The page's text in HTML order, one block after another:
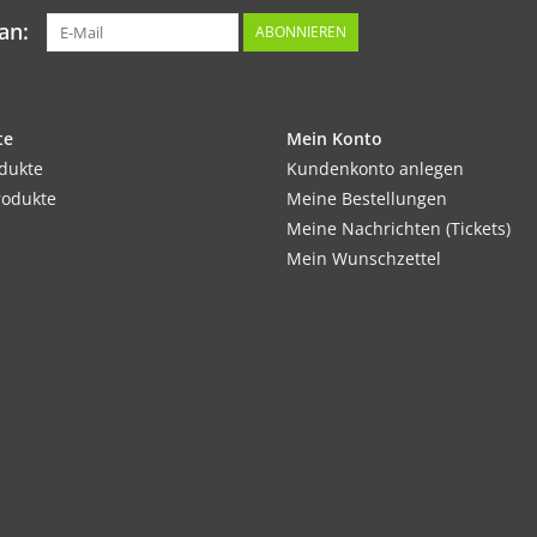
ABONNIEREN
Mein Konto
Kundenkonto anlegen
Meine Bestellungen
Meine Nachrichten (Tickets)
Mein Wunschzettel